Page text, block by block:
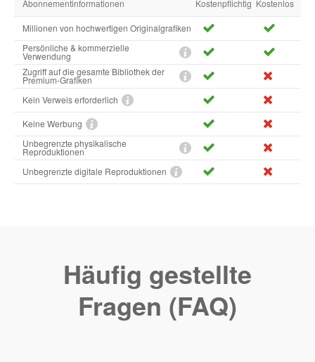
Abonnementinformationen Kostenpflichtig Kostenlos
Millionen von hochwertigen Originalgrafiken
Persönliche & kommerzielle
Verwendung
Zugriff auf die gesamte Bibliothek der
Premium-Grafiken
Kein Verweis erforderlich
Keine Werbung
Unbegrenzte physikalische
Reproduktionen
Unbegrenzte digitale Reproduktionen
Häufig gestellte
Fragen (FAQ)